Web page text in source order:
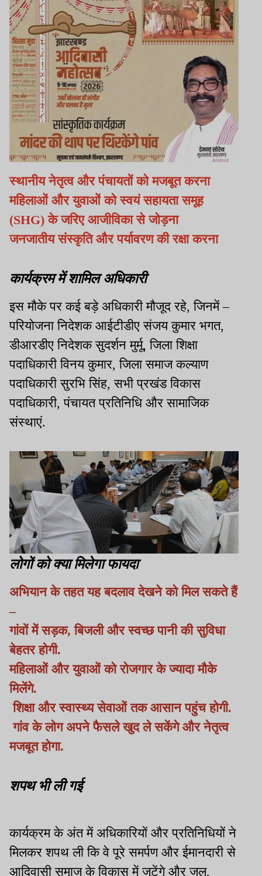
स्थानीय नेतृत्व और पंचायतों को मजबूत करना
महिलाओं और युवाओं को स्वयं सहायता समूह
(SHG) के जरिए आजीविका से जोड़ना
जनजातीय संस्कृति और पर्यावरण की रक्षा करना
कार्यक्रम में शामिल अधिकारी
इस मौके पर कई बड़े अधिकारी मौजूद रहे, जिनमें –
परियोजना निदेशक आईटीडीए संजय कुमार भगत,
डीआरडीए निदेशक सुदर्शन मुर्मू, जिला शिक्षा
पदाधिकारी विनय कुमार, जिला समाज कल्याण
पदाधिकारी सुरभि सिंह, सभी प्रखंड विकास
पदाधिकारी, पंचायत प्रतिनिधि और सामाजिक
संस्थाएं.
लोगों को क्या मिलेगा फायदा
अभियान के तहत यह बदलाव देखने को मिल सकते हैं
–
गांवों में सड़क, बिजली और स्वच्छ पानी की सुविधा
बेहतर होगी.
महिलाओं और युवाओं को रोजगार के ज्यादा मौके
मिलेंगे.
शिक्षा और स्वास्थ्य सेवाओं तक आसान पहुंच होगी.
गांव के लोग अपने फैसले खुद ले सकेंगे और नेतृत्व
मजबूत होगा.
शपथ भी ली गई
कार्यक्रम के अंत में अधिकारियों और प्रतिनिधियों ने
मिलकर शपथ ली कि वे पूरे समर्पण और ईमानदारी से
आदिवासी समाज के विकास में जुटेंगे और जल,